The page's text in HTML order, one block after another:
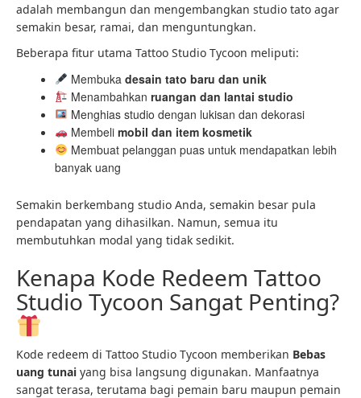
adalah membangun dan mengembangkan studio tato agar
semakin besar, ramai, dan menguntungkan.
Beberapa fitur utama Tattoo Studio Tycoon meliputi:
Membuka desain tato baru dan unik
Menambahkan ruangan dan lantai studio
Menghias studio dengan lukisan dan dekorasi
Membeli mobil dan item kosmetik
Membuat pelanggan puas untuk mendapatkan lebih
banyak uang
Semakin berkembang studio Anda, semakin besar pula
pendapatan yang dihasilkan. Namun, semua itu
membutuhkan modal yang tidak sedikit.
Kenapa Kode Redeem Tattoo
Studio Tycoon Sangat Penting?
Kode redeem di Tattoo Studio Tycoon memberikan Bebas
uang tunai yang bisa langsung digunakan. Manfaatnya
sangat terasa, terutama bagi pemain baru maupun pemain